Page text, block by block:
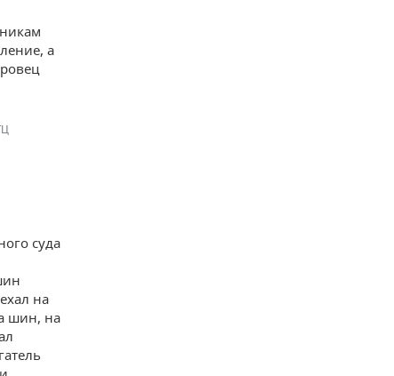
а
суда
на
шин, на